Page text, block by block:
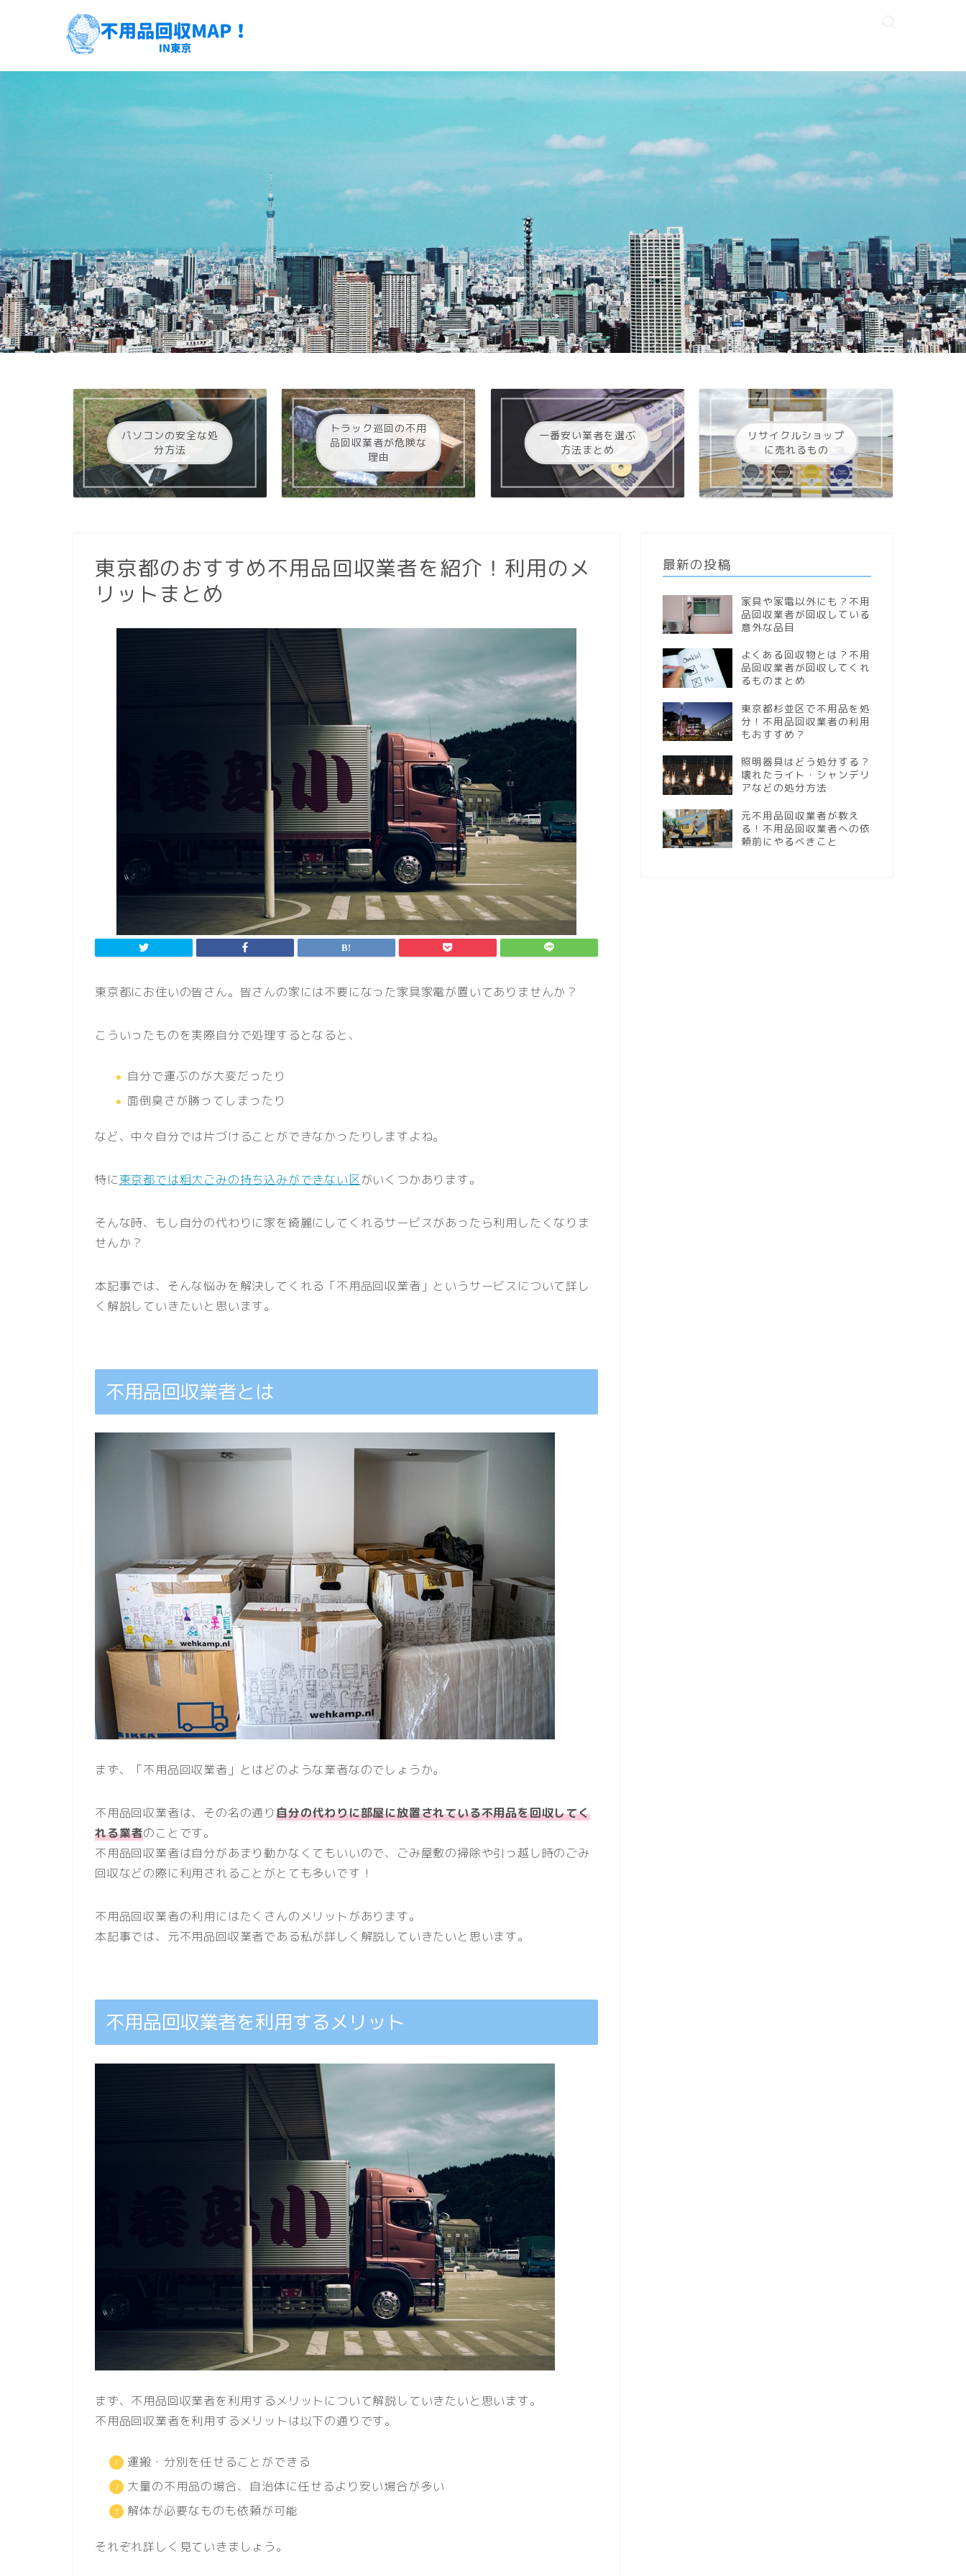
パソコンの安全な処
分方法
トラック巡回の不用
品回収業者が危険な
理由
一番安い業者を選ぶ
方法まとめ
リサイクルショップ
に売れるもの
東京都のおすすめ不用品回収業者を紹介！利用のメ
リットまとめ
東京都にお住いの皆さん。皆さんの家には不要になった家具家電が置いてありませんか？
こういったものを実際自分で処理するとなると、
自分で運ぶのが大変だったり
面倒臭さが勝ってしまったり
など、中々自分では片づけることができなかったりしますよね。
特に東京都では粗大ごみの持ち込みができない区がいくつかあります。
そんな時、もし自分の代わりに家を綺麗にしてくれるサービスがあったら利用したくなりま
せんか？
本記事では、そんな悩みを解決してくれる「不用品回収業者」というサービスについて詳し
く解説していきたいと思います。
不用品回収業者とは
まず、「不用品回収業者」とはどのような業者なのでしょうか。
不用品回収業者は、その名の通り自分の代わりに部屋に放置されている不用品を回収してく
れる業者のことです。
不用品回収業者は自分があまり動かなくてもいいので、ごみ屋敷の掃除や引っ越し時のごみ
回収などの際に利用されることがとても多いです！
不用品回収業者の利用にはたくさんのメリットがあります。
本記事では、元不用品回収業者である私が詳しく解説していきたいと思います。
不用品回収業者を利用するメリット
まず、不用品回収業者を利用するメリットについて解説していきたいと思います。
不用品回収業者を利用するメリットは以下の通りです。
運搬・分別を任せることができる
大量の不用品の場合、自治体に任せるより安い場合が多い
解体が必要なものも依頼が可能
それぞれ詳しく見ていきましょう。
最新の投稿
家具や家電以外にも？不用
品回収業者が回収している
意外な品目
よくある回収物とは？不用
品回収業者が回収してくれ
るものまとめ
東京都杉並区で不用品を処
分！不用品回収業者の利用
もおすすめ？
照明器具はどう処分する？
壊れたライト・シャンデリ
アなどの処分方法
元不用品回収業者が教え
る！不用品回収業者への依
頼前にやるべきこと